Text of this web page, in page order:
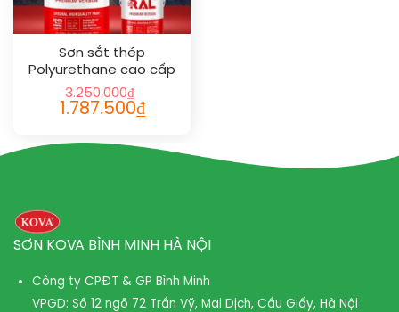
Sơn sắt thép
Polyurethane cao cấp
RAL RAPTOP RAL 1013
3.250.000₫
Giá
gốc
3.250.000₫.
1.787.500₫Giá
hiện
1.787.500₫.
SƠN KOVA BÌNH MINH HÀ NỘI
Công ty CPĐT & GP Bình Minh
VPGD: Số 12 ngõ 72 Trần Vỹ, Mai Dịch, Cầu Giấy, Hà Nội